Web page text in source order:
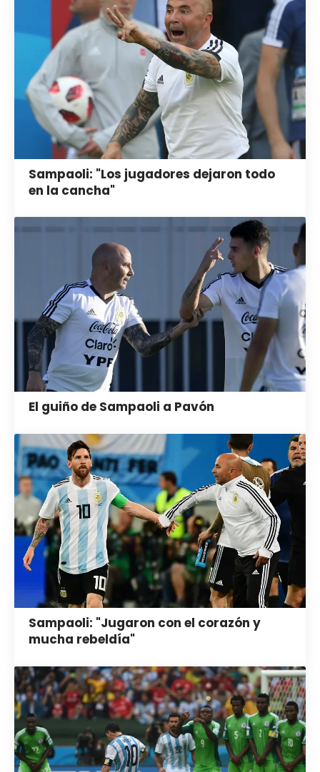
Sampaoli: "Los jugadores dejaron todo
en la cancha"
El guiño de Sampaoli a Pavón
Sampaoli: "Jugaron con el corazón y
mucha rebeldía"